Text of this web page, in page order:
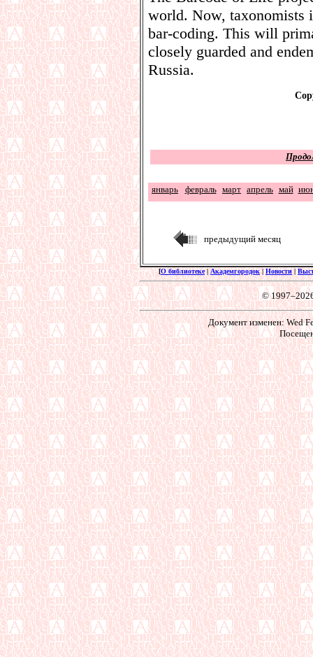
world. Now, taxonomists
bar-coding. This will
closely guarded and
Russia.
январь февраль март апрель май
предыдущий месяц
[О библиотеке| Академгородок|Новости|
©
Документ изменен: Wed